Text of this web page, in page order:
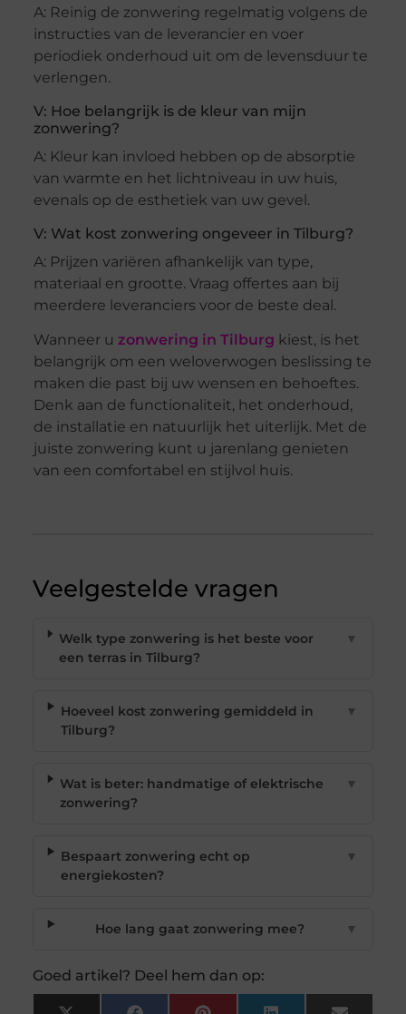
A: Reinig de zonwering regelmatig volgens de
instructies van de leverancier en voer
periodiek onderhoud uit om de levensduur te
verlengen.
V: Hoe belangrijk is de kleur van mijn
zonwering?
A: Kleur kan invloed hebben op de absorptie
van warmte en het lichtniveau in uw huis,
evenals op de esthetiek van uw gevel.
V: Wat kost zonwering ongeveer in Tilburg?
A: Prijzen variëren afhankelijk van type,
materiaal en grootte. Vraag offertes aan bij
meerdere leveranciers voor de beste deal.
Wanneer u zonwering in Tilburg kiest, is het
belangrijk om een weloverwogen beslissing te
maken die past bij uw wensen en behoeftes.
Denk aan de functionaliteit, het onderhoud,
de installatie en natuurlijk het uiterlijk. Met de
juiste zonwering kunt u jarenlang genieten
van een comfortabel en stijlvol huis.
Veelgestelde vragen
Welk type zonwering is het beste voor
een terras in Tilburg?
▼
Hoeveel kost zonwering gemiddeld in
Tilburg?
▼
Wat is beter: handmatige of elektrische
zonwering?
▼
Bespaart zonwering echt op
energiekosten?
▼
Hoe lang gaat zonwering mee? ▼
Goed artikel? Deel hem dan op: